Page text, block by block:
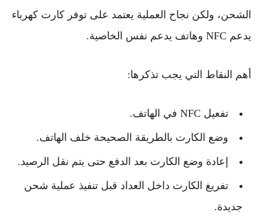
الشحن، ولكن نجاح العملية يعتمد على توفر كارت كهرباء
يدعم NFC وهاتف يدعم نفس الخاصية.
أهم النقاط التي يجب تذكرها:
تفعيل NFC في الهاتف.
وضع الكارت بالطريقة الصحيحة خلف الهاتف.
إعادة وضع الكارت بعد الدفع حتى يتم نقل الرصيد.
تفريغ الكارت داخل العداد قبل تنفيذ عملية شحن
جديدة.